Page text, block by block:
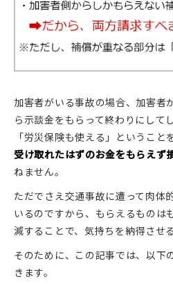
加害者がいる事故の場合、加害者
ら示談金をもらって終わりにして
「労災保険も使える」ということ
受け取れたはずのお金をもらえず
ねません。
ただでさえ交通事故に遭って肉体
いるのですから、もらえるものは
減することで、気持ちを納得させ
そのために、この記事では、以下
きます。